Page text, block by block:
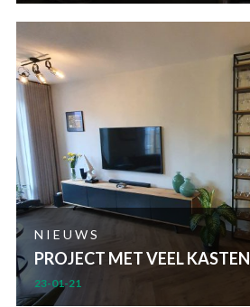
NIEUWS
PROJECT MET VEEL KASTEN
23-01-21